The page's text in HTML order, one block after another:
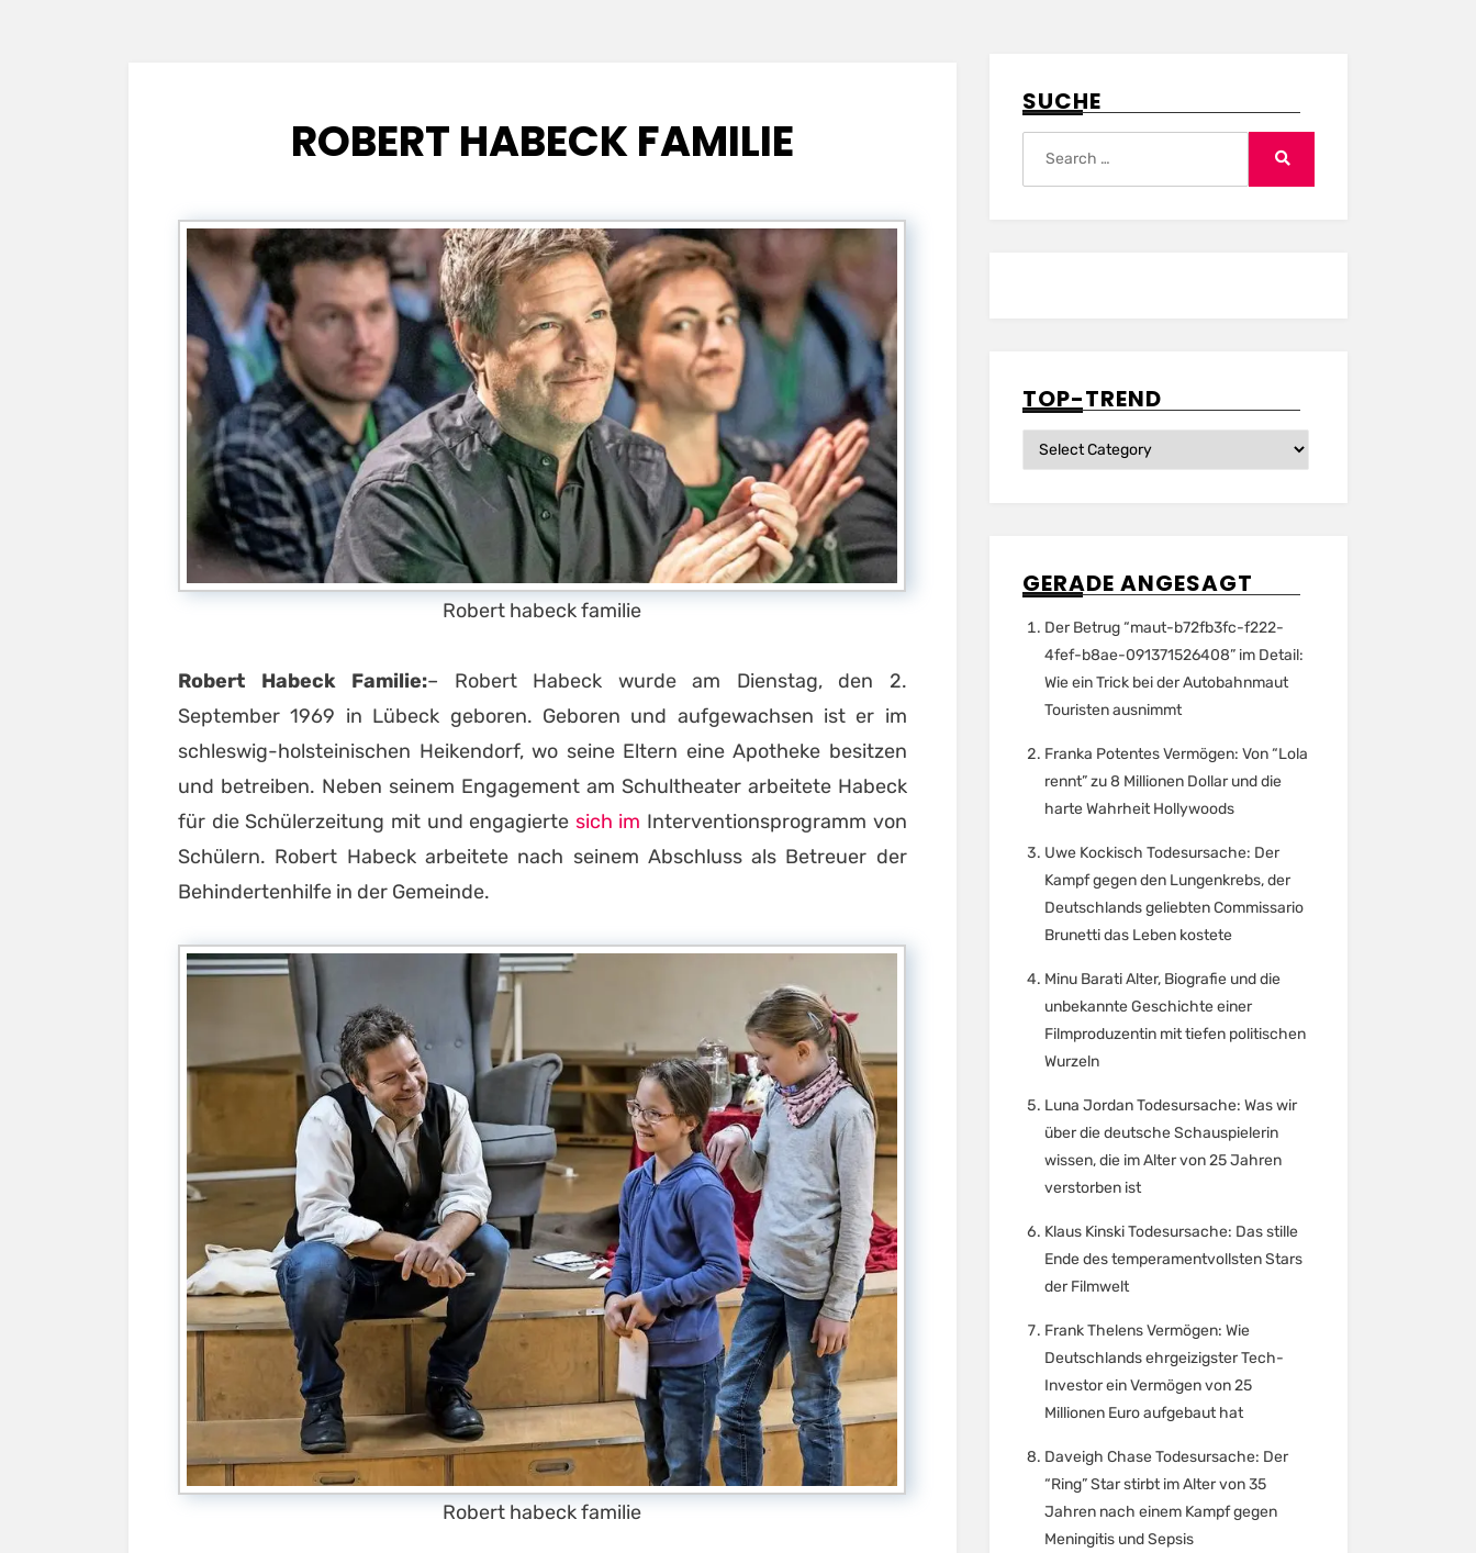
ROBERT HABECK FAMILIE
Robert habeck familie
Robert Habeck Familie:– Robert Habeck wurde am Dienstag, den 2.
September 1969 in Lübeck geboren. Geboren und aufgewachsen ist er im
schleswig-holsteinischen Heikendorf, wo seine Eltern eine Apotheke besitzen
und betreiben. Neben seinem Engagement am Schultheater arbeitete Habeck
für die Schülerzeitung mit und engagierte sich im Interventionsprogramm von
Schülern. Robert Habeck arbeitete nach seinem Abschluss als Betreuer der
Behindertenhilfe in der Gemeinde.
Robert habeck familie
SUCHE
TOP-TREND
Top-
Trend
GERADE ANGESAGT
Der Betrug “maut-b72fb3fc-f222-
4fef-b8ae-091371526408” im Detail:
Wie ein Trick bei der Autobahnmaut
Touristen ausnimmt
Franka Potentes Vermögen: Von “Lola
rennt” zu 8 Millionen Dollar und die
harte Wahrheit Hollywoods
Uwe Kockisch Todesursache: Der
Kampf gegen den Lungenkrebs, der
Deutschlands geliebten Commissario
Brunetti das Leben kostete
Minu Barati Alter, Biografie und die
unbekannte Geschichte einer
Filmproduzentin mit tiefen politischen
Wurzeln
Luna Jordan Todesursache: Was wir
über die deutsche Schauspielerin
wissen, die im Alter von 25 Jahren
verstorben ist
Klaus Kinski Todesursache: Das stille
Ende des temperamentvollsten Stars
der Filmwelt
Frank Thelens Vermögen: Wie
Deutschlands ehrgeizigster Tech-
Investor ein Vermögen von 25
Millionen Euro aufgebaut hat
Daveigh Chase Todesursache: Der
“Ring” Star stirbt im Alter von 35
Jahren nach einem Kampf gegen
Meningitis und Sepsis